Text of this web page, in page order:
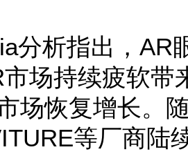
析指出，AR
场持续疲软带
场恢复增长。
等厂商陆